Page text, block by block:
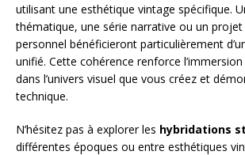
utilisant une esthétique vintage spécifique.
thématique, une série narrative ou un
personnel bénéficieront particulièrement
unifié. Cette cohérence renforce
dans l’univers visuel que vous créez et
technique.
N’hésitez pas à explorer les hybridations
différentes époques ou entre esthétiques